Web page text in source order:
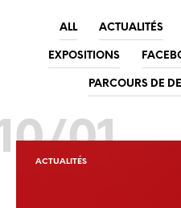
ALL ACTUALITÉS
EXPOSITIONS
PARCOURS DE
01
ACTUALITÉS